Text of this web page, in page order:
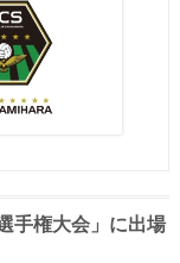
手権大会」に出場